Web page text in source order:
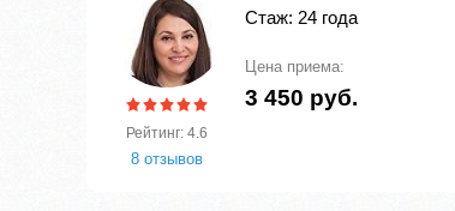
Рейтинг: 4.6
8 отзывов
Стаж: 24 года
Цена приема:
3 450 руб.